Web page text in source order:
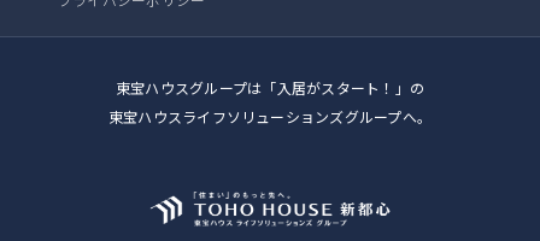
東宝ハウスグループは「入居がスタート！」の
東宝ハウスライフソリューションズグループへ。